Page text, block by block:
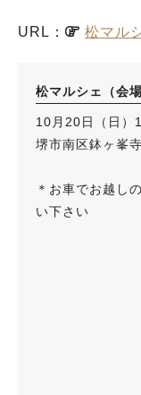
URL： 松マル
松マルシェ（会
10月20日（日
堺市南区鉢ヶ峯
＊お車でお越し
い下さい